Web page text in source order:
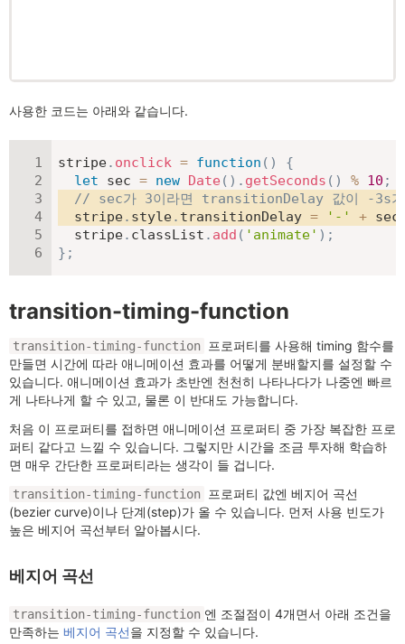
사용한 코드는 아래와 같습니다.
stripe. onclick = function ( )
{
let sec = new Date ( ) . getSeconds ( ) % 10 ;
// sec가 3이라면 transitionDelay 값이 -3s가
  stripe
. style. transitionDelay = '-' +
  stripe
. classList . add ( 'animate' ) ;
} ;
transition-timing-function
transition-timing-function
프로퍼티를 사용해 timing 함수를
만들면 시간에 따라 애니메이션 효과를 어떻게 분배할지를 설정할 수
있습니다. 애니메이션 효과가 초반엔 천천히 나타나다가 나중엔 빠르
게 나타나게 할 수 있고, 물론 이 반대도 가능합니다.
처음 이 프로퍼티를 접하면 애니메이션 프로퍼티 중 가장 복잡한 프로
퍼티 같다고 느낄 수 있습니다. 그렇지만 시간을 조금 투자해 학습하
면 매우 간단한 프로퍼티라는 생각이 들 겁니다.
transition-timing-function
프로퍼티 값엔 베지어 곡선
(bezier curve)이나 단계(step)가 올 수 있습니다. 먼저 사용 빈도가
높은 베지어 곡선부터 알아봅시다.
베지어 곡선
transition-timing-function 엔 조절점이 4개면서 아래 조건을
만족하는 베지어 곡선을 지정할 수 있습니다.